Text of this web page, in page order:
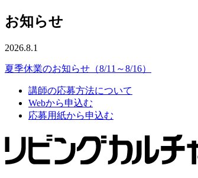
お知らせ
2026.8.1
夏季休業のお知らせ（8/11～8/16）
講師の応募方法について
Webから申込む
応募用紙から申込む